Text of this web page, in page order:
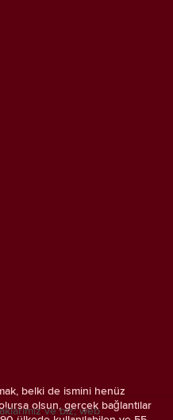
belki de ismini henüz
olsun, gerçek bağlantılar
ve biz; web